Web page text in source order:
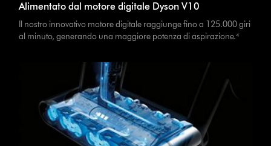
Alimentato dal motore digitale Dyson V10
Il nostro innovativo motore digitale raggiunge fino a 125.000 giri
al minuto, generando una maggiore potenza di aspirazione.⁴